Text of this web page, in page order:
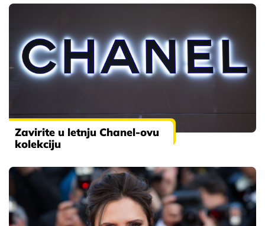
Zavirite u letnju Chanel-ovu
kolekciju